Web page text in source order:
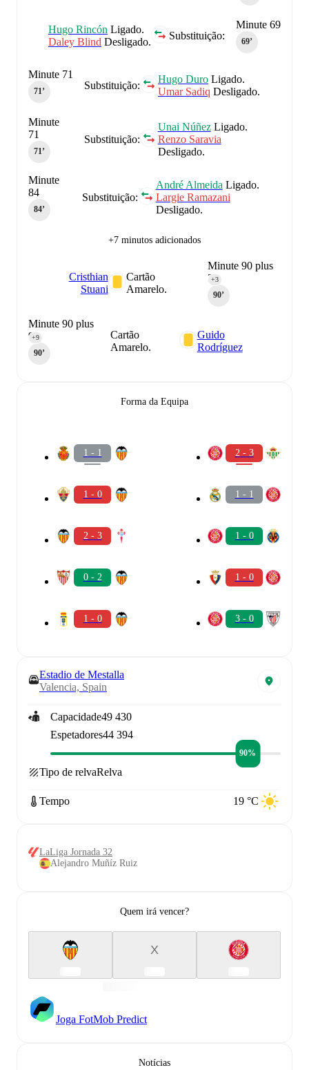
Minute 69
69‎’‎
Substituição:
Hugo Rincón Ligado.
Daley Blind Desligado.
Substituição:
Hugo Duro Ligado.
Umar Sadiq Desligado.
Minute 71
71‎’‎
Substituição:
Unai NúñezLigado.
Renzo Saravia
Desligado.
Minute
71
71‎’‎
Substituição:
André Almeida Ligado.
Largie Ramazani
Desligado.
Minute
84
84‎’‎
+7 minutos adicionados
Minute 90 plus
3
90‎’‎
+3
Cartão
Amarelo.
Cristhian
Stuani
Cartão
Amarelo.
Guido
Rodríguez
Minute 90 plus
9
90‎’‎
+9
Forma da Equipa
1 - 1
1 - 0
2 - 3
0 - 2
1 - 0
2 - 3
1 - 1
1 - 0
1 - 0
3 - 0
Estadio de Mestalla
Valencia, Spain
Capacidade49 430
Espetadores44 394
90%
Tipo de relvaRelva
Tempo 19 °C
LaLiga Jornada 32
Alejandro Muñíz Ruiz
Quem irá vencer?
X
Joga FotMob Predict
Notícias